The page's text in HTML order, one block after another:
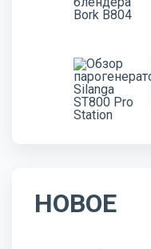
НОВОЕ